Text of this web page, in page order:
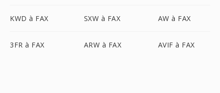
KWD à FAX SXW à FAX AW à FAX
3FR à FAX ARW à FAX AVIF à FAX